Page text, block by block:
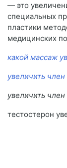
— это
специальных
пластики
медицинских
какой массаж
увеличить член
увеличить
тестостерон